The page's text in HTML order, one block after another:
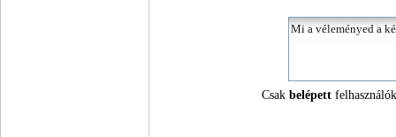
Csakbelépett